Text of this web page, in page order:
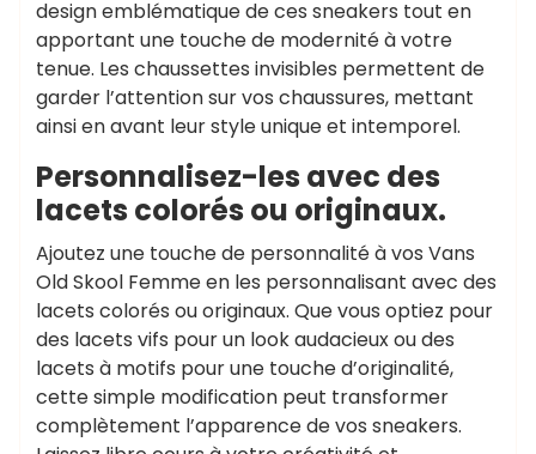
design emblématique de ces sneakers tout en
apportant une touche de modernité à votre
tenue. Les chaussettes invisibles permettent de
garder l’attention sur vos chaussures, mettant
ainsi en avant leur style unique et intemporel.
Personnalisez-les avec des
lacets colorés ou originaux.
Ajoutez une touche de personnalité à vos Vans
Old Skool Femme en les personnalisant avec des
lacets colorés ou originaux. Que vous optiez pour
des lacets vifs pour un look audacieux ou des
lacets à motifs pour une touche d’originalité,
cette simple modification peut transformer
complètement l’apparence de vos sneakers.